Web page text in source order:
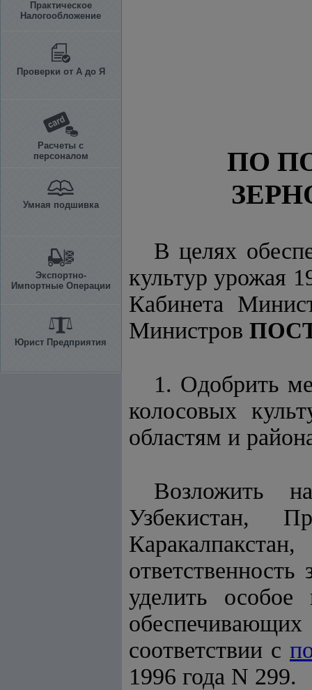
Практическое
Налогообложение
Проверки от А до Я
Расчеты с
персоналом
Умная подшивка
Экспортно-
Импортные Операции
Юрист Предприятия
ПО
В целях
культур урожая
Кабинета
Министров
1. Одобрить
колосовых
областям и
Возложить
Узбекистан,
уделить
соответствии с
1996 года N 299.